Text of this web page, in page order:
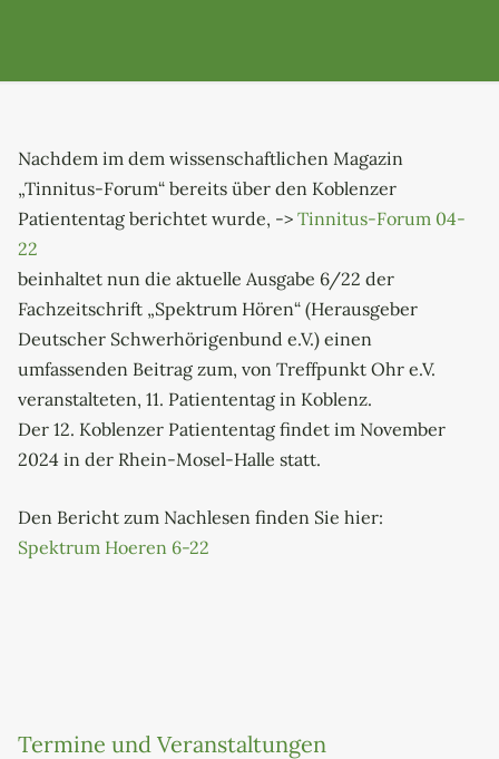
Nachdem im dem wissenschaftlichen Magazin
„Tinnitus-Forum“ bereits über den Koblenzer
Patiententag berichtet wurde, -> Tinnitus-Forum 04-
22
beinhaltet nun die aktuelle Ausgabe 6/22 der
Fachzeitschrift „Spektrum Hören“ (Herausgeber
Deutscher Schwerhörigenbund e.V.) einen
umfassenden Beitrag zum, von Treffpunkt Ohr e.V.
veranstalteten, 11. Patiententag in Koblenz.
Der 12. Koblenzer Patiententag findet im November
2024 in der Rhein-Mosel-Halle statt.
Den Bericht zum Nachlesen finden Sie hier:
Spektrum Hoeren 6-22
Termine und Veranstaltungen